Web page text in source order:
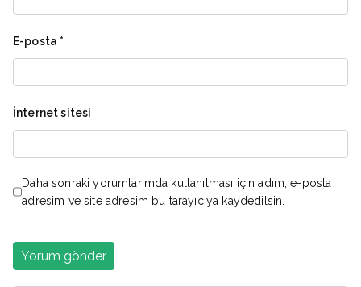
E-posta *
İnternet sitesi
Daha sonraki yorumlarımda kullanılması için adım, e-posta
adresim ve site adresim bu tarayıcıya kaydedilsin.